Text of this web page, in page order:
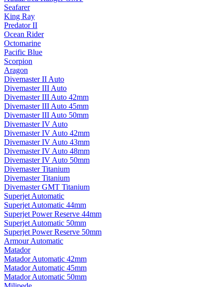
Seafarer
King Ray
Predator II
Ocean Rider
Octomarine
Pacific Blue
Scorpion
Aragon
Divemaster II Auto
Divemaster III Auto
Divemaster III Auto 42mm
Divemaster III Auto 45mm
Divemaster III Auto 50mm
Divemaster IV Auto
Divemaster IV Auto 42mm
Divemaster IV Auto 43mm
Divemaster IV Auto 48mm
Divemaster IV Auto 50mm
Divemaster Titanium
Divemaster Titanium
Divemaster GMT Titanium
Superjet Automatic
Superjet Automatic 44mm
Superjet Power Reserve 44mm
Superjet Automatic 50mm
Superjet Power Reserve 50mm
Armour Automatic
Matador
Matador Automatic 42mm
Matador Automatic 45mm
Matador Automatic 50mm